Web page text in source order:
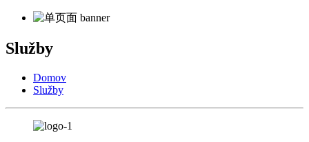
Služby
Domov
Služby